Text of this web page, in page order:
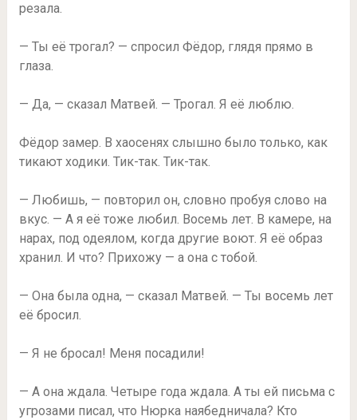
резала.
— Ты её трогал? — спросил Фёдор, глядя прямо в
глаза.
— Да, — сказал Матвей. — Трогал. Я её люблю.
Фёдор замер. В хаосенях слышно было только, как
тикают ходики. Тик-так. Тик-так.
— Любишь, — повторил он, словно пробуя слово на
вкус. — А я её тоже любил. Восемь лет. В камере, на
нарах, под одеялом, когда другие воют. Я её образ
хранил. И что? Прихожу — а она с тобой.
— Она была одна, — сказал Матвей. — Ты восемь лет
её бросил.
— Я не бросал! Меня посадили!
— А она ждала. Четыре года ждала. А ты ей письма с
угрозами писал, что Нюрка наябедничала? Кто